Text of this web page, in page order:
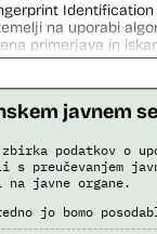
na uporabi
primerjava in
javnega značaja
javnem
podatkov o
s preučevanjem
javne organe.
jo bomo